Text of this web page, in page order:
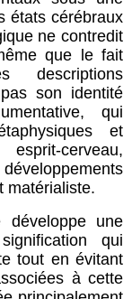
états cérébraux
ne contredit
que le fait
descriptions
son identité
qui
et
cerveau,
matérialiste.
développe une
qui
tout en évitant
à cette